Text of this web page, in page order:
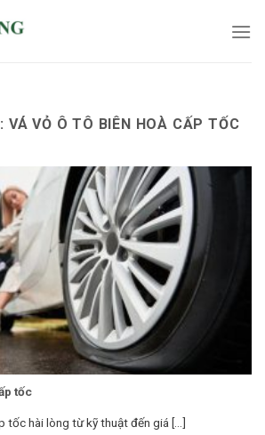
VÁ VỎ Ô TÔ BIÊN HOÀ CẤP TỐC
tốc
tốc hài lòng từ kỹ thuật đến giá [...]